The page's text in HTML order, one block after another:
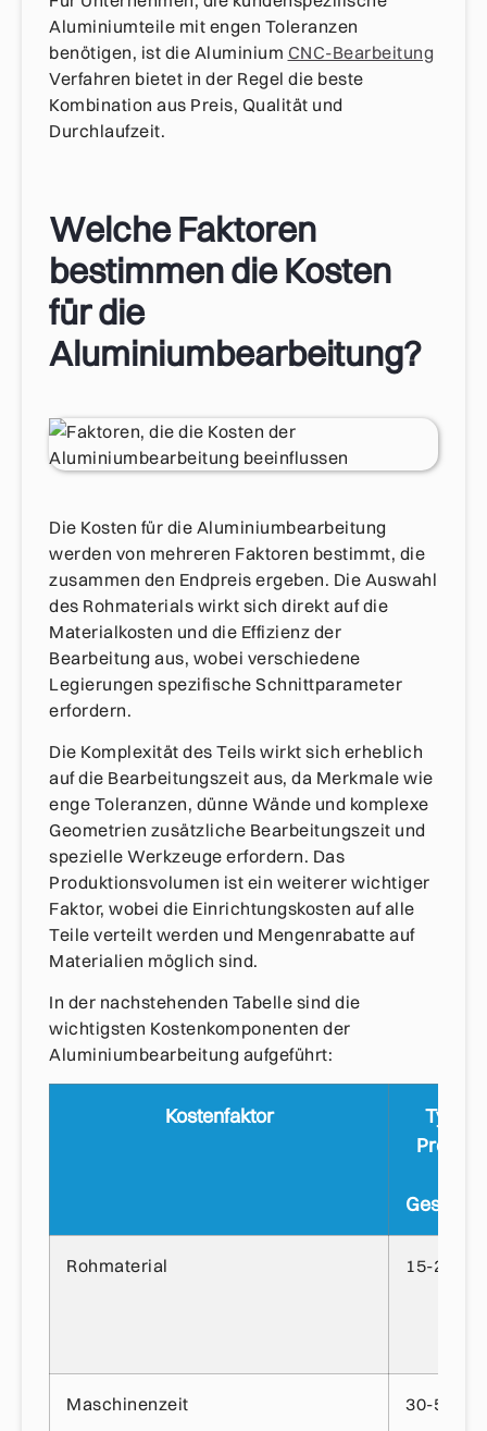
Aluminiumteile mit engen Toleranzen
benötigen, ist die Aluminium CNC-Bearbeitung
Verfahren bietet in der Regel die beste
Kombination aus Preis, Qualität und
Durchlaufzeit.
Welche Faktoren
bestimmen die Kosten
für die
Aluminiumbearbeitung?
Die Kosten für die Aluminiumbearbeitung
werden von mehreren Faktoren bestimmt, die
zusammen den Endpreis ergeben. Die Auswahl
des Rohmaterials wirkt sich direkt auf die
Materialkosten und die Effizienz der
Bearbeitung aus, wobei verschiedene
Legierungen spezifische Schnittparameter
erfordern.
Die Komplexität des Teils wirkt sich erheblich
auf die Bearbeitungszeit aus, da Merkmale wie
enge Toleranzen, dünne Wände und komplexe
Geometrien zusätzliche Bearbeitungszeit und
spezielle Werkzeuge erfordern. Das
Produktionsvolumen ist ein weiterer wichtiger
Faktor, wobei die Einrichtungskosten auf alle
Teile verteilt werden und Mengenrabatte auf
Materialien möglich sind.
In der nachstehenden Tabelle sind die
wichtigsten Kostenkomponenten der
Aluminiumbearbeitung aufgeführt:
Kostenfaktor
Rohmaterial 15-25%
Maschinenzeit 30-50%